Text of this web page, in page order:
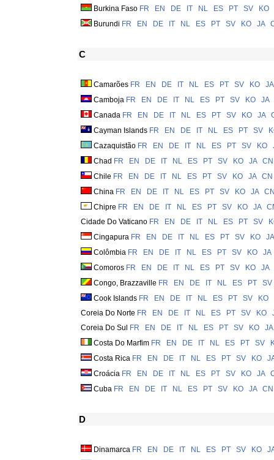
Burkina Faso FR EN DE IT NL ES PT SV
KO
Burundi FR EN DE IT NL ES PT SV KO JA
C
Camarões FR EN DE IT NL ES PT SV KO
JA
Camboja FR EN DE IT NL ES PT SV KO
JA
Canada FR EN DE IT NL ES PT SV KO JA
Cayman Islands FR EN DE IT NL ES PT SV
Cazaquistão FR EN DE IT NL ES PT SV KO
Chad FR EN DE IT NL ES PT SV KO JA
CN
Chile FR EN DE IT NL ES PT SV KO JA
CN
China FR EN DE IT NL ES PT SV KO JA
Chipre FR EN DE IT NL ES PT SV KO JA
Cidade Do Vaticano FR EN DE IT NL ES PT SV
Cingapura FR EN DE IT NL ES PT SV KO
JA
Colômbia FR EN DE IT NL ES PT SV KO
JA
Comoros FR EN DE IT NL ES PT SV KO
JA
Congo, Brazzaville FR EN DE IT NL ES PT
SV
Cook Islands FR EN DE IT NL ES PT SV
KO
Coreia Do Norte FR EN DE IT NL ES PT SV KO
Coreia Do Sul
FR EN DE IT NL ES PT SV KO
JA
Costa Do Marfim FR EN DE IT NL ES PT SV
Costa Rica FR EN DE IT NL ES PT SV KO
Croácia FR EN DE IT NL ES PT SV KO JA
Cuba FR EN DE IT NL ES PT SV KO JA CN
D
Dinamarca FR EN DE IT NL ES PT SV KO